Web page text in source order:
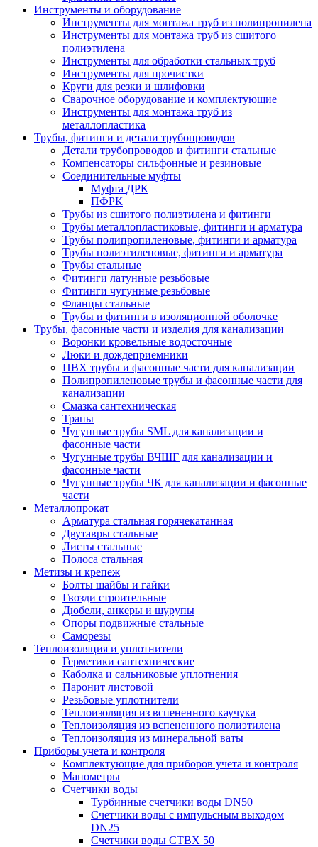
Инструменты и оборудование
Инструменты для монтажа труб из полипропилена
Инструменты для монтажа труб из сшитого
полиэтилена
Инструменты для обработки стальных труб
Инструменты для прочистки
Круги для резки и шлифовки
Сварочное оборудование и комплектующие
Инструменты для монтажа труб из
металлопластика
Трубы, фитинги и детали трубопроводов
Детали трубопроводов и фитинги стальные
Компенсаторы сильфонные и резиновые
Соединительные муфты
Муфта ДРК
ПФРК
Трубы из сшитого полиэтилена и фитинги
Трубы металлопластиковые, фитинги и арматура
Трубы полипропиленовые, фитинги и арматура
Трубы полиэтиленовые, фитинги и арматура
Трубы стальные
Фитинги латунные резьбовые
Фитинги чугунные резьбовые
Фланцы стальные
Трубы и фитинги в изоляционной оболочке
Трубы, фасонные части и изделия для канализации
Воронки кровельные водосточные
Люки и дождеприемники
ПВХ трубы и фасонные части для канализации
Полипропиленовые трубы и фасонные части для
канализации
Смазка сантехническая
Трапы
Чугунные трубы SML для канализации и
фасонные части
Чугунные трубы ВЧШГ для канализации и
фасонные части
Чугунные трубы ЧК для канализации и фасонные
части
Металлопрокат
Арматура стальная горячекатанная
Двутавры стальные
Листы стальные
Полоса стальная
Метизы и крепеж
Болты шайбы и гайки
Гвозди строительные
Дюбели, анкеры и шурупы
Опоры подвижные стальные
Саморезы
Теплоизоляция и уплотнители
Герметики сантехнические
Каболка и сальниковые уплотнения
Паронит листовой
Резьбовые уплотнители
Теплоизоляция из вспененного каучука
Теплоизоляция из вспененного полиэтилена
Теплоизоляция из минеральной ваты
Приборы учета и контроля
Комплектующие для приборов учета и контроля
Манометры
Счетчики воды
Турбинные счетчики воды DN50
Счетчики воды с импульсным выходом
DN25
Счетчики воды СТВХ 50